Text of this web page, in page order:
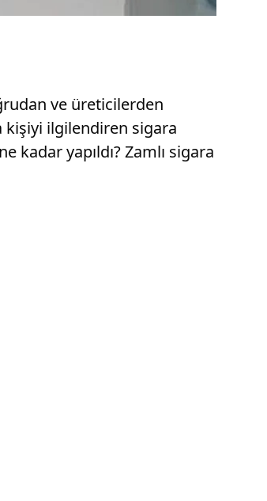
ve üreticilerden
kişiyi ilgilendiren sigara
kadar yapıldı? Zamlı sigara